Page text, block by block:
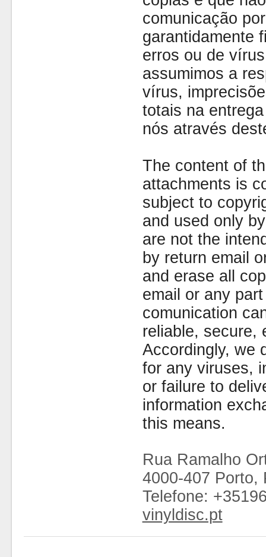
comunicação
garantidamente
erros ou de
assumimos a
vírus,
totais na
nós através
The content of
attachments is
subject to
and used only
are not the
by return email
and erase all
email or any
comunication
reliable, secure,
Accordingly, we
for any viruses,
or failure to
information
this means.
Rua Ramalho
4000-407 Porto,
Telefone:
vinyldisc.pt